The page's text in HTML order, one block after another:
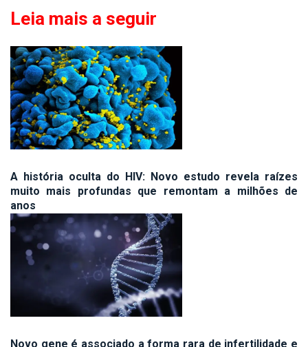
Leia mais a seguir
A história oculta do HIV: Novo estudo revela raízes
muito mais profundas que remontam a milhões de
anos
Novo gene é associado a forma rara de infertilidade e